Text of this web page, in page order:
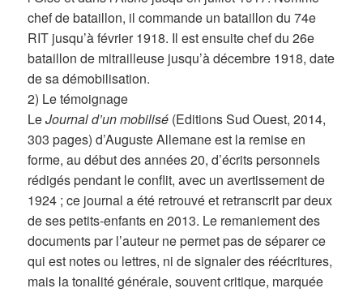
chef de bataillon, il commande un bataillon du 74e
RIT jusqu’à février 1918. Il est ensuite chef du 26e
bataillon de mitrailleuse jusqu’à décembre 1918, date
de sa démobilisation.
2) Le témoignage
LeJournal d’un mobilisé (Editions Sud Ouest, 2014,
303 pages) d’Auguste Allemane est la remise en
forme, au début des années 20, d’écrits personnels
rédigés pendant le conflit, avec un avertissement de
1924 ; ce journal a été retrouvé et retranscrit par deux
de ses petits-enfants en 2013. Le remaniement des
documents par l’auteur ne permet pas de séparer ce
qui est notes ou lettres, ni de signaler des réécritures,
mais la tonalité générale, souvent critique, marquée